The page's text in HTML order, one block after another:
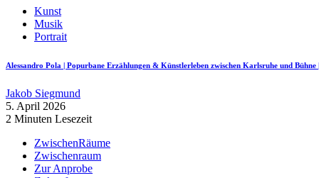
Kunst
Musik
Portrait
Alessandro Pola | Popurbane Erzählungen & Künstlerleben zwischen Karlsruhe und
Jakob Siegmund
5. April 2026
2 Minuten Lesezeit
ZwischenRäume
Zwischenraum
Zur Anprobe